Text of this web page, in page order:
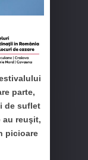
parte,
de suflet
au reuşit,
picioare